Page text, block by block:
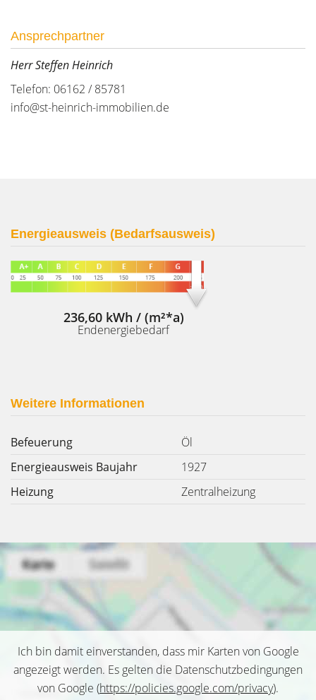
Ansprechpartner
Herr Steffen Heinrich
Telefon: 06162 / 85781
info@st-heinrich-immobilien.de
Energieausweis (Bedarfsausweis)
236,60 kWh / (m²*a)
Endenergiebedarf
Weitere Informationen
Befeuerung
Öl
Energieausweis Baujahr
1927
Heizung
Zentralheizung
Ich bin damit einverstanden, dass mir Karten von Google
angezeigt werden. Es gelten die Datenschutzbedingungen
von Google (https://policies.google.com/privacy).